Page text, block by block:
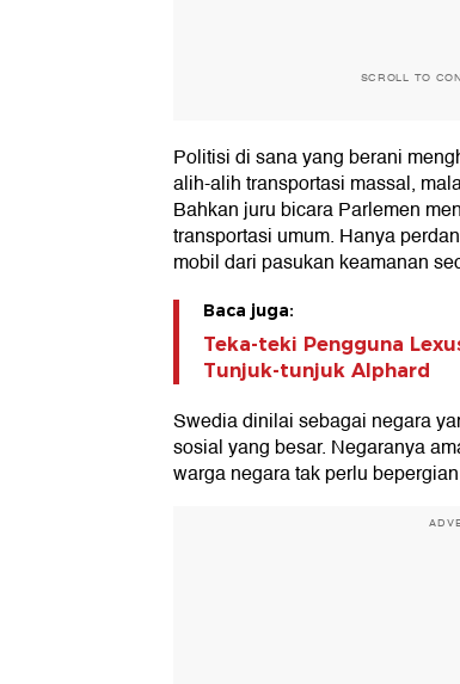
SCROLL TO
Politisi di sana yang berani
alih-alih transportasi massal,
Bahkan juru bicara Parlemen
transportasi umum. Hanya
mobil dari pasukan keamanan
Baca juga:
Teka-teki Pengguna
Tunjuk-tunjuk Alphard
Swedia dinilai sebagai negara
sosial yang besar. Negaranya
warga negara tak perlu